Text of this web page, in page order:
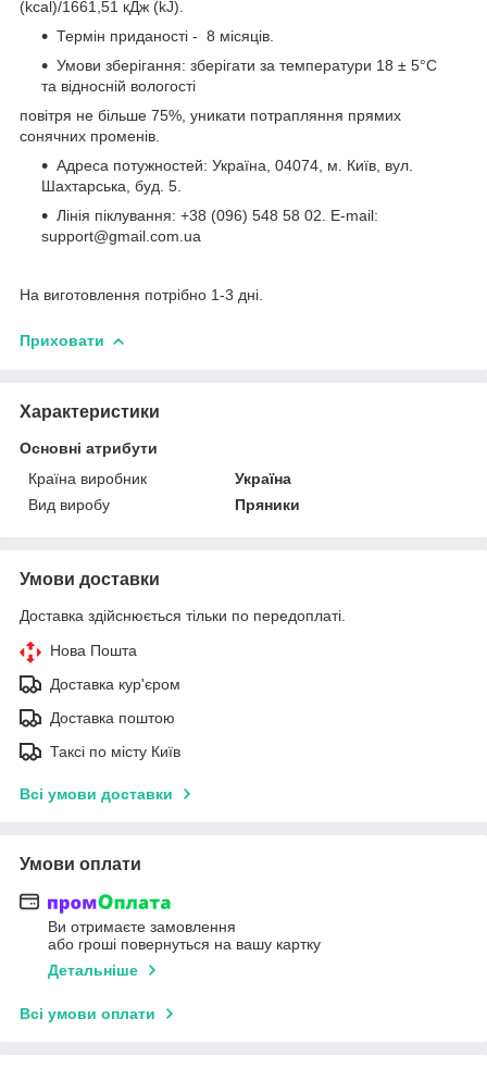
(kcal)/1661,51 кДж (kJ).
Термін приданості - 8 місяців.
Умови зберігання: зберігати за температури 18 ± 5°C
та відносній вологості
повітря не більше 75%, уникати потрапляння прямих
сонячних променів.
Адреса потужностей: Україна, 04074, м. Київ, вул.
Шахтарська, буд. 5.
Лінія піклування: +38 (096) 548 58 02. E-mail:
support@gmail.com.ua
На виготовлення потрібно 1-3 дні.
Приховати
Характеристики
Основні атрибути
Країна виробник
Україна
Вид виробу
Пряники
Умови доставки
Доставка здійснюється тільки по передоплаті.
Нова Пошта
Доставка кур'єром
Доставка поштою
Таксі по місту Київ
Всі умови доставки
Умови оплати
Ви отримаєте замовлення
або гроші повернуться на вашу картку
Детальніше
Всі умови оплати